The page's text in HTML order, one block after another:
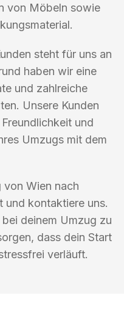
von Möbeln sowie
steht für uns an
haben wir eine
und zahlreiche
Unsere Kunden
und
Umzugs mit dem
von Wien nach
und kontaktiere uns.
deinem Umzug zu
dass dein Start
verläuft.